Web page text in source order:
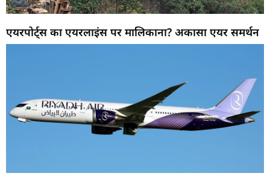
एयरपोर्ट्स का एयरलाइंस पर मालिकाना? अकासा एयर समर्थन